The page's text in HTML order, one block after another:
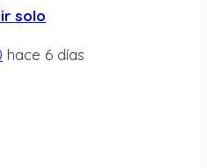
solo
hace 6 días